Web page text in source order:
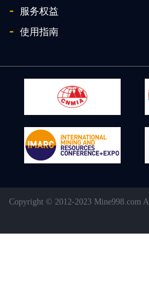
- 服务权益
- 使用指南
Copyright © 2012-2023 Mine998.com